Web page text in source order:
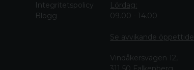
Integritetspolicy
Blogg
Lördag:
09.00 - 14.00
Se avvikande öppettide
Vindåkersvägen 12,